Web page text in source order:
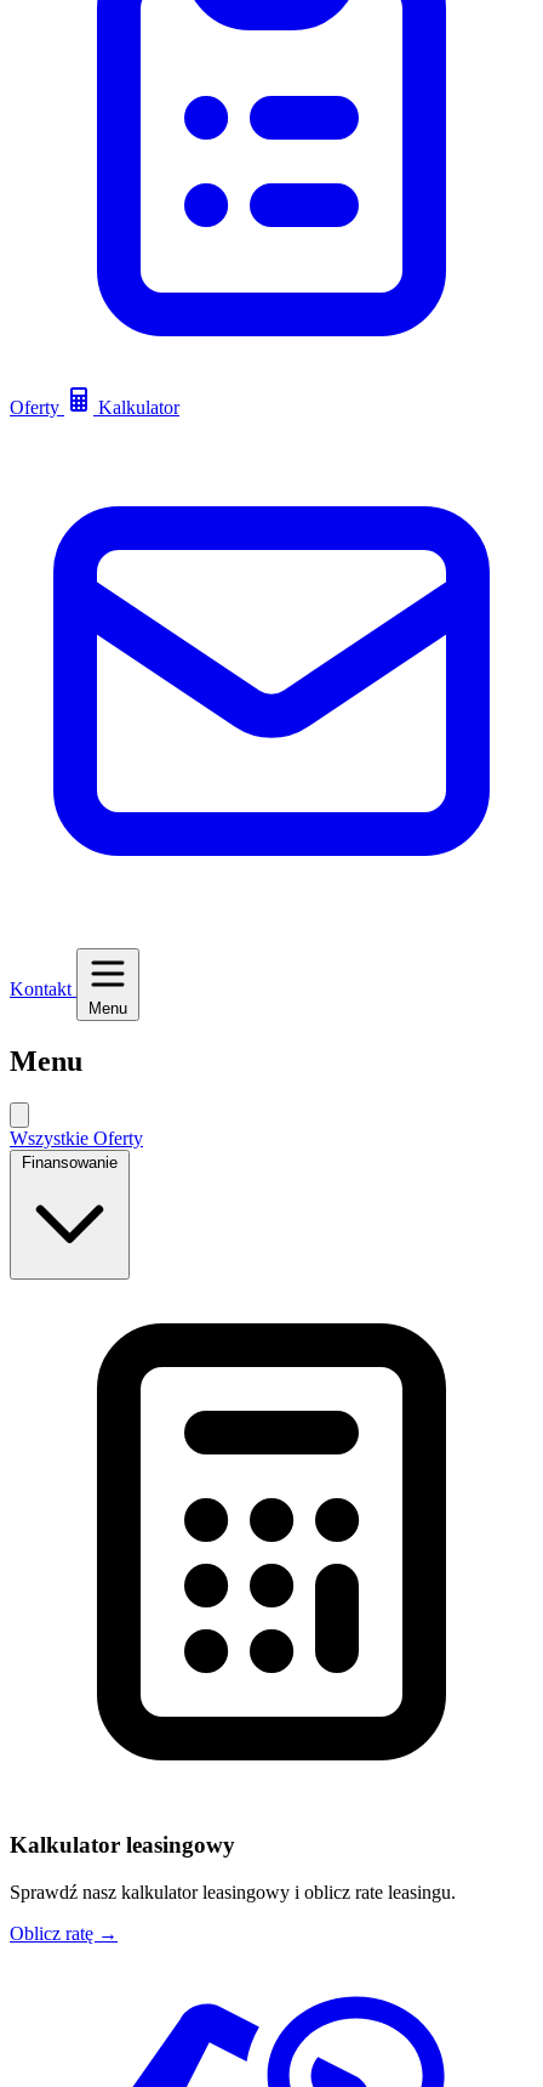
Oferty Kalkulator
Kontakt
Menu
Menu
Wszystkie Oferty
Finansowanie
Kalkulator leasingowy
Sprawdź nasz kalkulator leasingowy i oblicz rate leasingu.
Oblicz ratę →